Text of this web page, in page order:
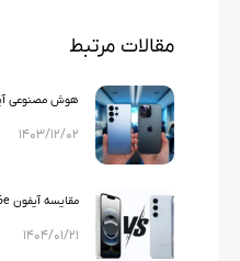
مقالات مرتبط
است؟
۱۴۰۳/۱۲/۰۲
۶۰۰ دلاری در بازار گوشی هوشمند!
۱۴۰۴/۰۱/۲۱